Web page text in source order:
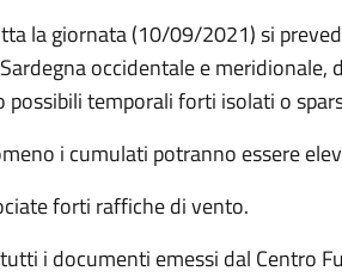
la giornata (10/09/2021) si
occidentale e meridionale,
temporali forti isolati o
i cumulati potranno essere
forti raffiche di vento.
i documenti emessi dal Centro